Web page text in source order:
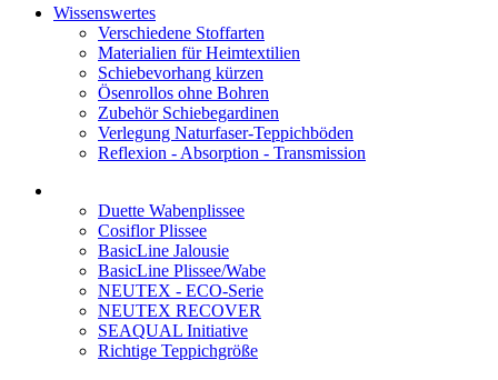
Wissenswertes
Verschiedene Stoffarten
Materialien für Heimtextilien
Schiebevorhang kürzen
Ösenrollos ohne Bohren
Zubehör Schiebegardinen
Verlegung Naturfaser-Teppichböden
Reflexion - Absorption - Transmission
Duette Wabenplissee
Cosiflor Plissee
BasicLine Jalousie
BasicLine Plissee/Wabe
NEUTEX - ECO-Serie
NEUTEX RECOVER
SEAQUAL Initiative
Richtige Teppichgröße